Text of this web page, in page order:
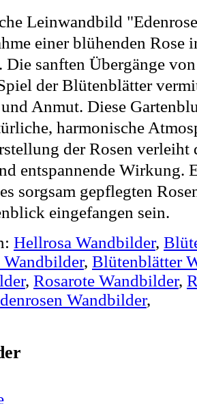
Leinwandbild
einer blühenden Rose
Die sanften Übergänge
der Blütenblätter
Anmut. Diese
harmonische
der Rosen verleiht
entspannende Wirkung.
sorgsam gepflegten
eingefangen sein.
Hellrosa Wandbilder,
Wandbilder, Blütenblätter
, Rosarote Wandbilder,
Wandbilder,